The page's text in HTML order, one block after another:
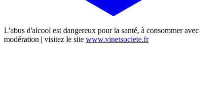
L'abus d'alcool est dangereux pour la santé, à consommer avec
modération | visitez le site www.vinetsociete.fr